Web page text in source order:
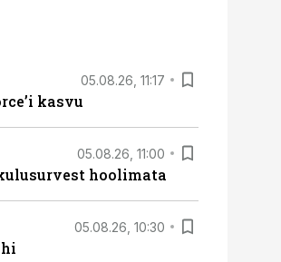
05.08.26, 11:17
kasvu
05.08.26, 11:00
hoolimata
05.08.26, 10:30